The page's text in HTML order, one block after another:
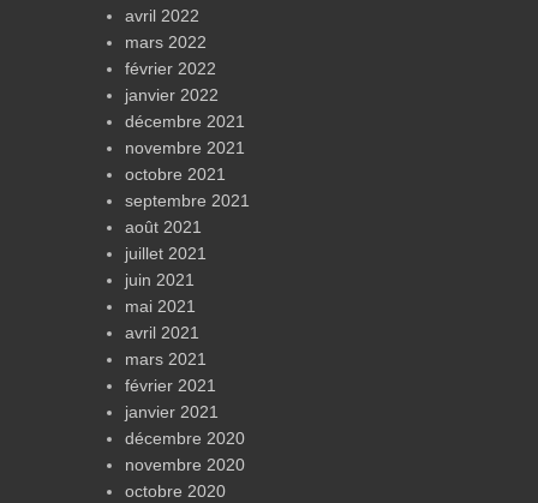
avril 2022
mars 2022
février 2022
janvier 2022
décembre 2021
novembre 2021
octobre 2021
septembre 2021
août 2021
juillet 2021
juin 2021
mai 2021
avril 2021
mars 2021
février 2021
janvier 2021
décembre 2020
novembre 2020
octobre 2020